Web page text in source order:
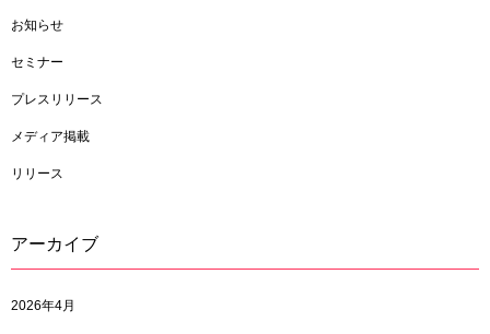
お知らせ
セミナー
プレスリリース
メディア掲載
リリース
アーカイブ
2026年4月